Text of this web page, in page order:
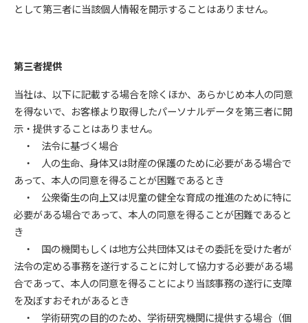
として第三者に当該個人情報を開示することはありません。
第三者提供
当社は、以下に記載する場合を除くほか、あらかじめ本人の同意
を得ないで、お客様より取得したパーソナルデータを第三者に開
示・提供することはありません。
・ 法令に基づく場合
・ 人の生命、身体又は財産の保護のために必要がある場合で
あって、本人の同意を得ることが困難であるとき
・ 公衆衛生の向上又は児童の健全な育成の推進のために特に
必要がある場合であって、本人の同意を得ることが困難であると
き
・ 国の機関もしくは地方公共団体又はその委託を受けた者が
法令の定める事務を遂行することに対して協力する必要がある場
合であって、本人の同意を得ることにより当該事務の遂行に支障
を及ぼすおそれがあるとき
・ 学術研究の目的のため、学術研究機関に提供する場合（個